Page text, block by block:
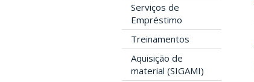
Serviços de
Empréstimo
Treinamentos
Aquisição de
material (SIGAMI)